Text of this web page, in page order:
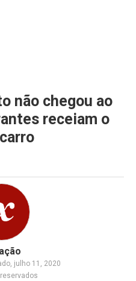
não chegou ao
receiam o
julho 11, 2020